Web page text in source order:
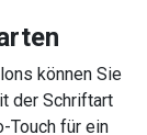
können Sie
der Schriftart
Touch für ein